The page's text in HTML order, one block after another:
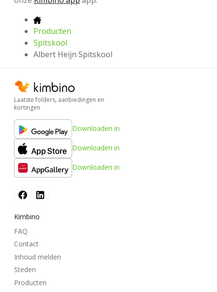
Producten
Spitskool
Albert Heijn Spitskool
Laatste folders, aanbiedingen en
kortingen
Downloaden in
Downloaden in
Downloaden in
Kimbino
FAQ
Contact
Inhoud melden
Steden
Producten